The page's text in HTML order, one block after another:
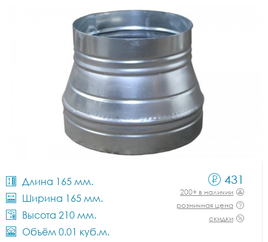
Длина 165 мм.
Ширина 165 мм.
Высота 210 мм.
Объём 0.01 куб.м.
431
200+ в наличии
розничная цена
скидки